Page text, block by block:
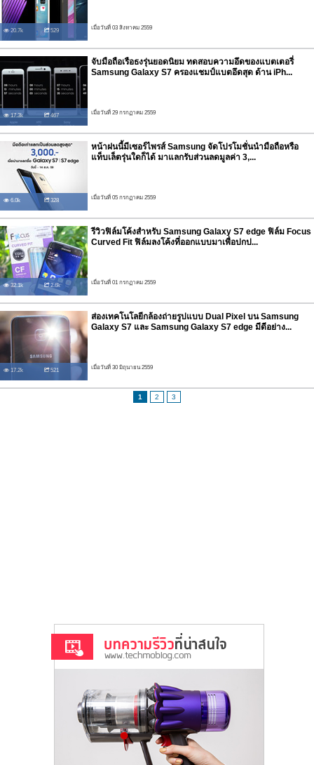
20.7k 529 เมื่อวันที่ 03 สิงหาคม 2559
17.3k 467
จับมือถือเรือธงรุ่นยอดนิยม ทดสอบความอึดของแบตเตอรี่
Samsung Galaxy S7 ครองแชมป์แบตอึดสุด ด้าน iPh...
เมื่อวันที่ 29 กรกฏาคม 2559
6.0k 328
หน้าฝนนี้มีเซอร์ไพรส์ Samsung จัดโปรโมชั่นนำมือถือหรือ
แท็บเล็ตรุ่นใดก็ได้ มาแลกรับส่วนลดมูลค่า 3,...
เมื่อวันที่ 05 กรกฏาคม 2559
32.1k 2.6k
รีวิวฟิล์มโค้งสำหรับ Samsung Galaxy S7 edge ฟิล์ม Focus
Curved Fit ฟิล์มลงโค้งที่ออกแบบมาเพื่อปกป...
เมื่อวันที่ 01 กรกฏาคม 2559
17.2k 521
ส่องเทคโนโลยีกล้องถ่ายรูปแบบ Dual Pixel บน Samsung
Galaxy S7 และ Samsung Galaxy S7 edge มีดีอย่าง...
เมื่อวันที่ 30 มิถุนายน 2559
1 2 3